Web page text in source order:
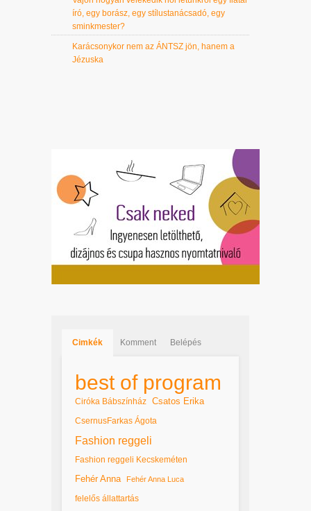
író, egy borász, egy stílustanácsadó, egy
sminkmester?
Karácsonykor nem az ÁNTSZ jön, hanem a
Jézuska
Cimkék Komment Belépés
best of program
Ciróka Bábszínház Csatos Erika
CsernusFarkas Ágota
Fashion reggeli
Fashion reggeli Kecskeméten
Fehér Anna Fehér Anna Luca
felelős állattartás